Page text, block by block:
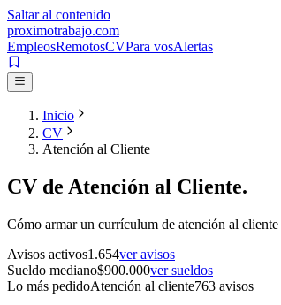
Saltar al contenido
proximotrabajo.com
EmpleosRemotosCVPara vosAlertas
Inicio
CV
Atención al Cliente
CV de Atención al Cliente.
Cómo armar un currículum de atención al cliente
Avisos activos1.654ver avisos
Sueldo mediano$900.000ver sueldos
Lo más pedidoAtención al cliente763 avisos